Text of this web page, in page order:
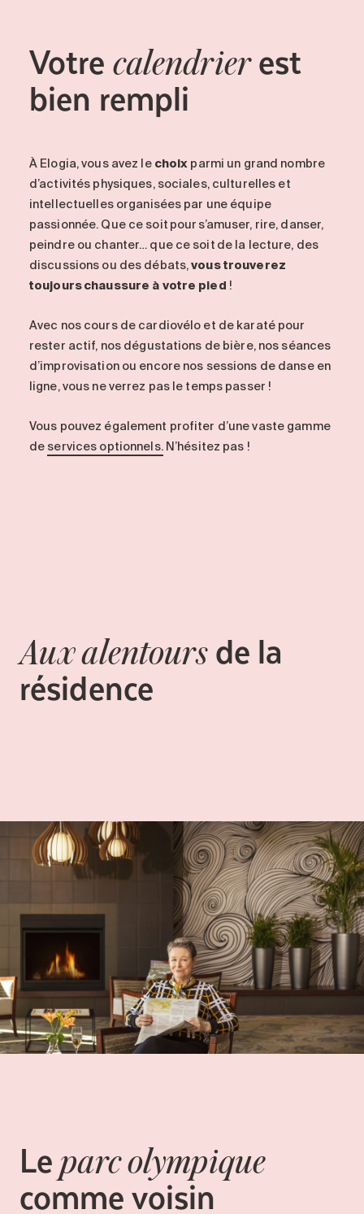
Votre calendrierest
bien rempli
À Elogia, vous avez le choix parmi un grand nombre
d’activités physiques, sociales, culturelles et
intellectuelles organisées par une équipe
passionnée. Que ce soit pour s’amuser, rire, danser,
peindre ou chanter… que ce soit de la lecture, des
discussions ou des débats,vous trouverez
toujours chaussure à votre pied !
Avec nos cours de cardiovélo et de karaté pour
rester actif, nos dégustations de bière, nos séances
d’improvisation ou encore nos sessions de danse en
ligne, vous ne verrez pas le temps passer !
Vous pouvez également profiter d’une vaste gamme
de services optionnels.N’hésitez pas !
Aux alentoursde la
résidence
Leparc olympique
comme voisin